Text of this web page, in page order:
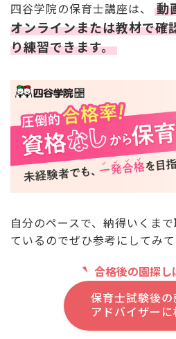
四谷学院の保育士講座は、
動
オンラインまたは教材で確
り練習できます。
自分のペースで、納得いくま
ているのでぜひ参考にしてみて
合格後の園探し
保育士試験後の
アドバイザーに